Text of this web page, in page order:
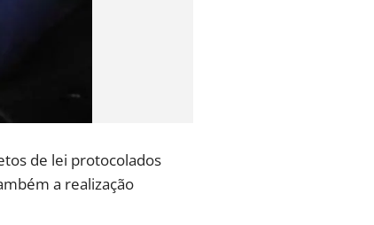
de lei protocolados
a realização